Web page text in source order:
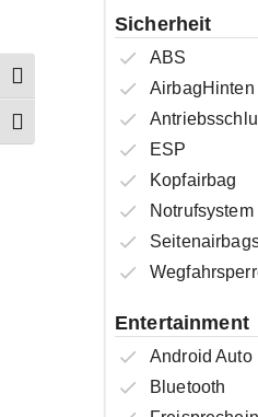
Umschalten auf hohe Kontraste
Schrift vergrößern
Sicherheit
ABS
AirbagHinten
ESP
Kopfairbag
Notrufsystem
Entertainment
Android Auto
Bluetooth